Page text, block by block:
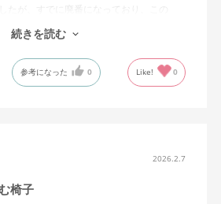
たが、すでに廃番になっており、この
やや固めの椅子ですが、使っているうち
思っています。フローリング床で使って
ーがよく動きすぎるのが難点でしょう
続きを読む
参考になった 0 Like! 0
2026.2.7
椅子